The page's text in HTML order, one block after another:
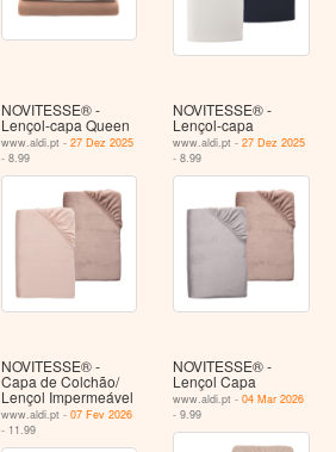
NOVITESSE® -
Lençol-capa Queen
www.aldi.pt - 27 Dez 2025
- 8.99
NOVITESSE® -
Lençol-capa
www.aldi.pt -27 Dez 2025
- 8.99
NOVITESSE® -
Capa de Colchão/
Lençol Impermeável
www.aldi.pt - 07 Fev 2026
- 11.99
NOVITESSE® -
Lençol Capa
www.aldi.pt -04 Mar 2026
- 9.99